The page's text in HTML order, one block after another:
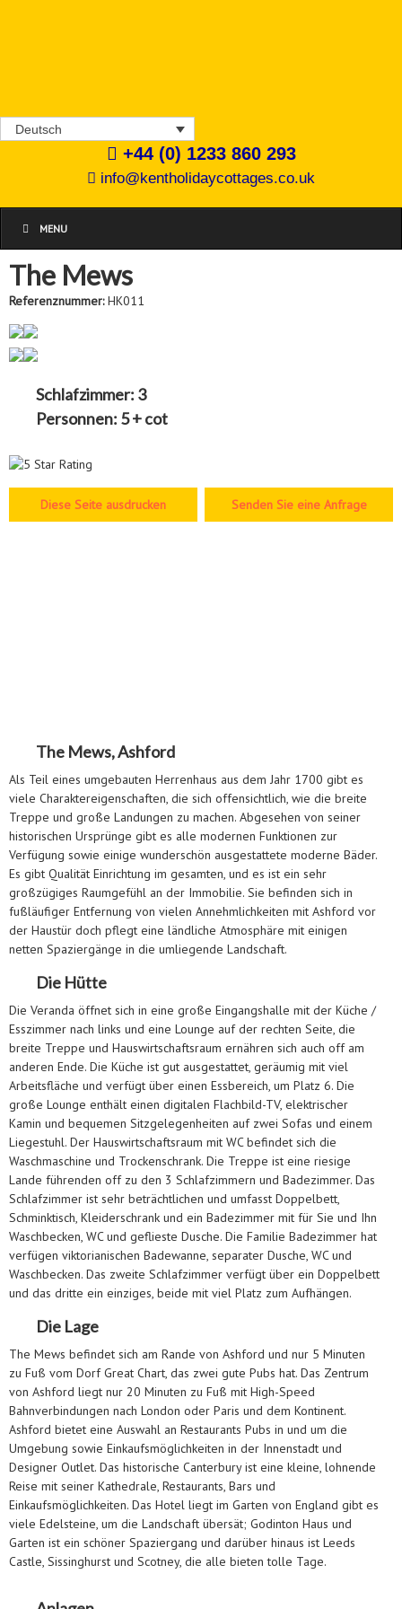
Deutsch
+44 (0) 1233 860 293
info@kentholidaycottages.co.uk
MENU
The Mews
Referenznummer:HK011
Schlafzimmer: 3
Personnen: 5 + cot
Senden Sie eine Anfrage
The Mews, Ashford
Als Teil eines umgebauten Herrenhaus aus dem Jahr 1700 gibt es
viele Charaktereigenschaften, die sich offensichtlich, wie die breite
Treppe und große Landungen zu machen. Abgesehen von seiner
historischen Ursprünge gibt es alle modernen Funktionen zur
Verfügung sowie einige wunderschön ausgestattete moderne Bäder.
Es gibt Qualität Einrichtung im gesamten, und es ist ein sehr
großzügiges Raumgefühl an der Immobilie. Sie befinden sich in
fußläufiger Entfernung von vielen Annehmlichkeiten mit Ashford vor
der Haustür doch pflegt eine ländliche Atmosphäre mit einigen
netten Spaziergänge in die umliegende Landschaft.
Die Hütte
Die Veranda öffnet sich in eine große Eingangshalle mit der Küche /
Esszimmer nach links und eine Lounge auf der rechten Seite, die
breite Treppe und Hauswirtschaftsraum ernähren sich auch off am
anderen Ende. Die Küche ist gut ausgestattet, geräumig mit viel
Arbeitsfläche und verfügt über einen Essbereich, um Platz 6. Die
große Lounge enthält einen digitalen Flachbild-TV, elektrischer
Kamin und bequemen Sitzgelegenheiten auf zwei Sofas und einem
Liegestuhl. Der Hauswirtschaftsraum mit WC befindet sich die
Waschmaschine und Trockenschrank. Die Treppe ist eine riesige
Lande führenden off zu den 3 Schlafzimmern und Badezimmer. Das
Schlafzimmer ist sehr beträchtlichen und umfasst Doppelbett,
Schminktisch, Kleiderschrank und ein Badezimmer mit für Sie und Ihn
Waschbecken, WC und geflieste Dusche. Die Familie Badezimmer hat
verfügen viktorianischen Badewanne, separater Dusche, WC und
Waschbecken. Das zweite Schlafzimmer verfügt über ein Doppelbett
und das dritte ein einziges, beide mit viel Platz zum Aufhängen.
Die Lage
The Mews befindet sich am Rande von Ashford und nur 5 Minuten
zu Fuß vom Dorf Great Chart, das zwei gute Pubs hat. Das Zentrum
von Ashford liegt nur 20 Minuten zu Fuß mit High-Speed
Bahnverbindungen nach London oder Paris und dem Kontinent.
Ashford bietet eine Auswahl an Restaurants Pubs in und um die
Umgebung sowie Einkaufsmöglichkeiten in der Innenstadt und
Designer Outlet. Das historische Canterbury ist eine kleine, lohnende
Reise mit seiner Kathedrale, Restaurants, Bars und
Einkaufsmöglichkeiten. Das Hotel liegt im Garten von England gibt es
viele Edelsteine, um die Landschaft übersät; Godinton Haus und
Garten ist ein schöner Spaziergang und darüber hinaus ist Leeds
Castle, Sissinghurst und Scotney, die alle bieten tolle Tage.